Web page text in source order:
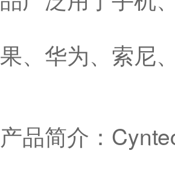
果、华为、索尼
产品简介：